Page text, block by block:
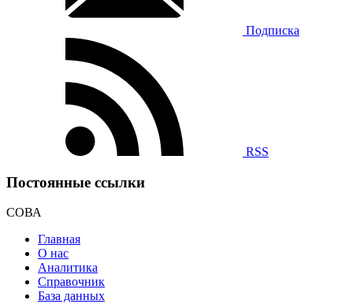
Подписка
RSS
Постоянные ссылки
СОВА
Главная
О нас
Аналитика
Справочник
База данных